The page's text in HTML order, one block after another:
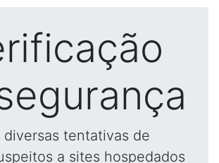
diversas tentativas de
a sites hospedados